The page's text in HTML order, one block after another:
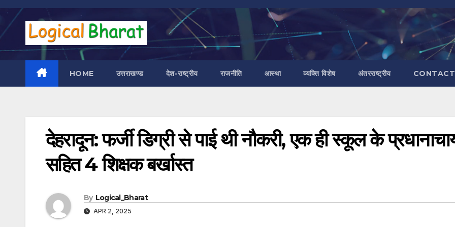
Skip
content
HOME उत्तराखण्ड देश-राष्ट्रीय राजनीति आस्था व्यक्ति विशेष अंतरराष्ट्रीय
देहरादून: फर्जी डिग्री से पाई थी नौकरी, एक ही स्कूल के
सहित 4 शिक्षक बर्खास्त
By Logical_Bharat
APR 2, 2025